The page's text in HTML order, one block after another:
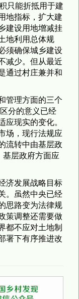
只能折抵用于建
地指标，扩大建
建设用地增减挂
地利用总体规
须确保城乡建设
减少。但从最近
通过村庄兼并和
理方面的三个
分的意义已经
应现实的变化。
场，现行法规应
流转中由基层政
基层政府方面应
发展战略目标
。虽然中央已经
思路变为法律规
策调整还需要做
都不应对土地制
署下有序推进改